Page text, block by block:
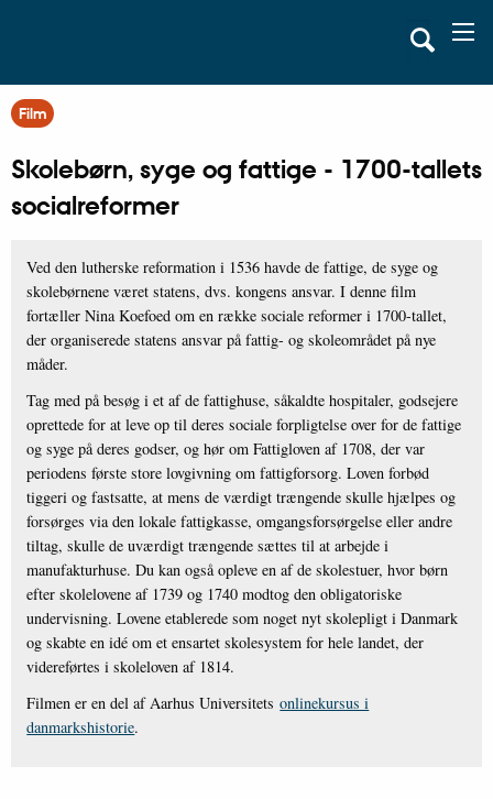
Film
Skolebørn, syge og fattige - 1700-tallets
socialreformer
Ved den lutherske reformation i 1536 havde de fattige, de syge og
skolebørnene været statens, dvs. kongens ansvar. I denne film
fortæller Nina Koefoed om en række sociale reformer i 1700-tallet,
der organiserede statens ansvar på fattig- og skoleområdet på nye
måder.
Tag med på besøg i et af de fattighuse, såkaldte hospitaler, godsejere
oprettede for at leve op til deres sociale forpligtelse over for de fattige
og syge på deres godser, og hør om Fattigloven af 1708, der var
periodens første store lovgivning om fattigforsorg. Loven forbød
tiggeri og fastsatte, at mens de værdigt trængende skulle hjælpes og
forsørges via den lokale fattigkasse, omgangsforsørgelse eller andre
tiltag, skulle de uværdigt trængende sættes til at arbejde i
manufakturhuse. Du kan også opleve en af de skolestuer, hvor børn
efter skolelovene af 1739 og 1740 modtog den obligatoriske
undervisning. Lovene etablerede som noget nyt skolepligt i Danmark
og skabte en idé om et ensartet skolesystem for hele landet, der
videreførtes i skoleloven af 1814.
Filmen er en del af Aarhus Universitetsonlinekursus i
danmarkshistorie.